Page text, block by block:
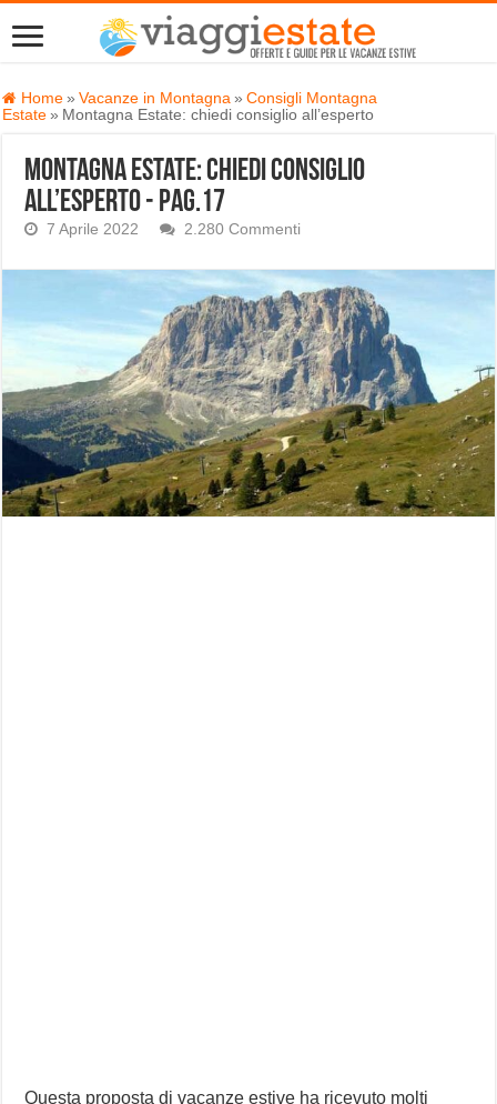
Home » Vacanze in Montagna » Consigli Montagna
Estate » Montagna Estate: chiedi consiglio all’esperto
Montagna Estate: chiedi consiglio
all’esperto - Pag.17
7 Aprile 2022 2.280 Commenti
Questa proposta di vacanze estive ha ricevuto molti